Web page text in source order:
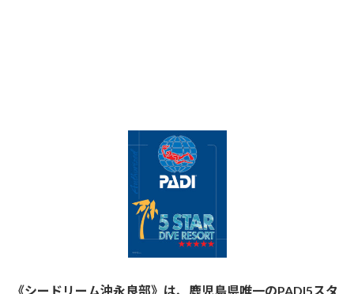
《シードリーム沖永良部》は、鹿児島県唯一のPADI5スタ